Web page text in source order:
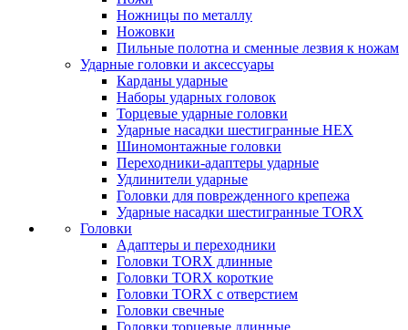
Ножницы по металлу
Ножовки
Пильные полотна и сменные лезвия к ножам
Ударные головки и аксессуары
Карданы ударные
Наборы ударных головок
Торцевые ударные головки
Ударные насадки шестигранные HEX
Шиномонтажные головки
Переходники-адаптеры ударные
Удлинители ударные
Головки для поврежденного крепежа
Ударные насадки шестигранные TORX
Головки
Адаптеры и переходники
Головки TORX длинные
Головки TORX короткие
Головки TORX с отверстием
Головки свечные
Головки торцевые длинные